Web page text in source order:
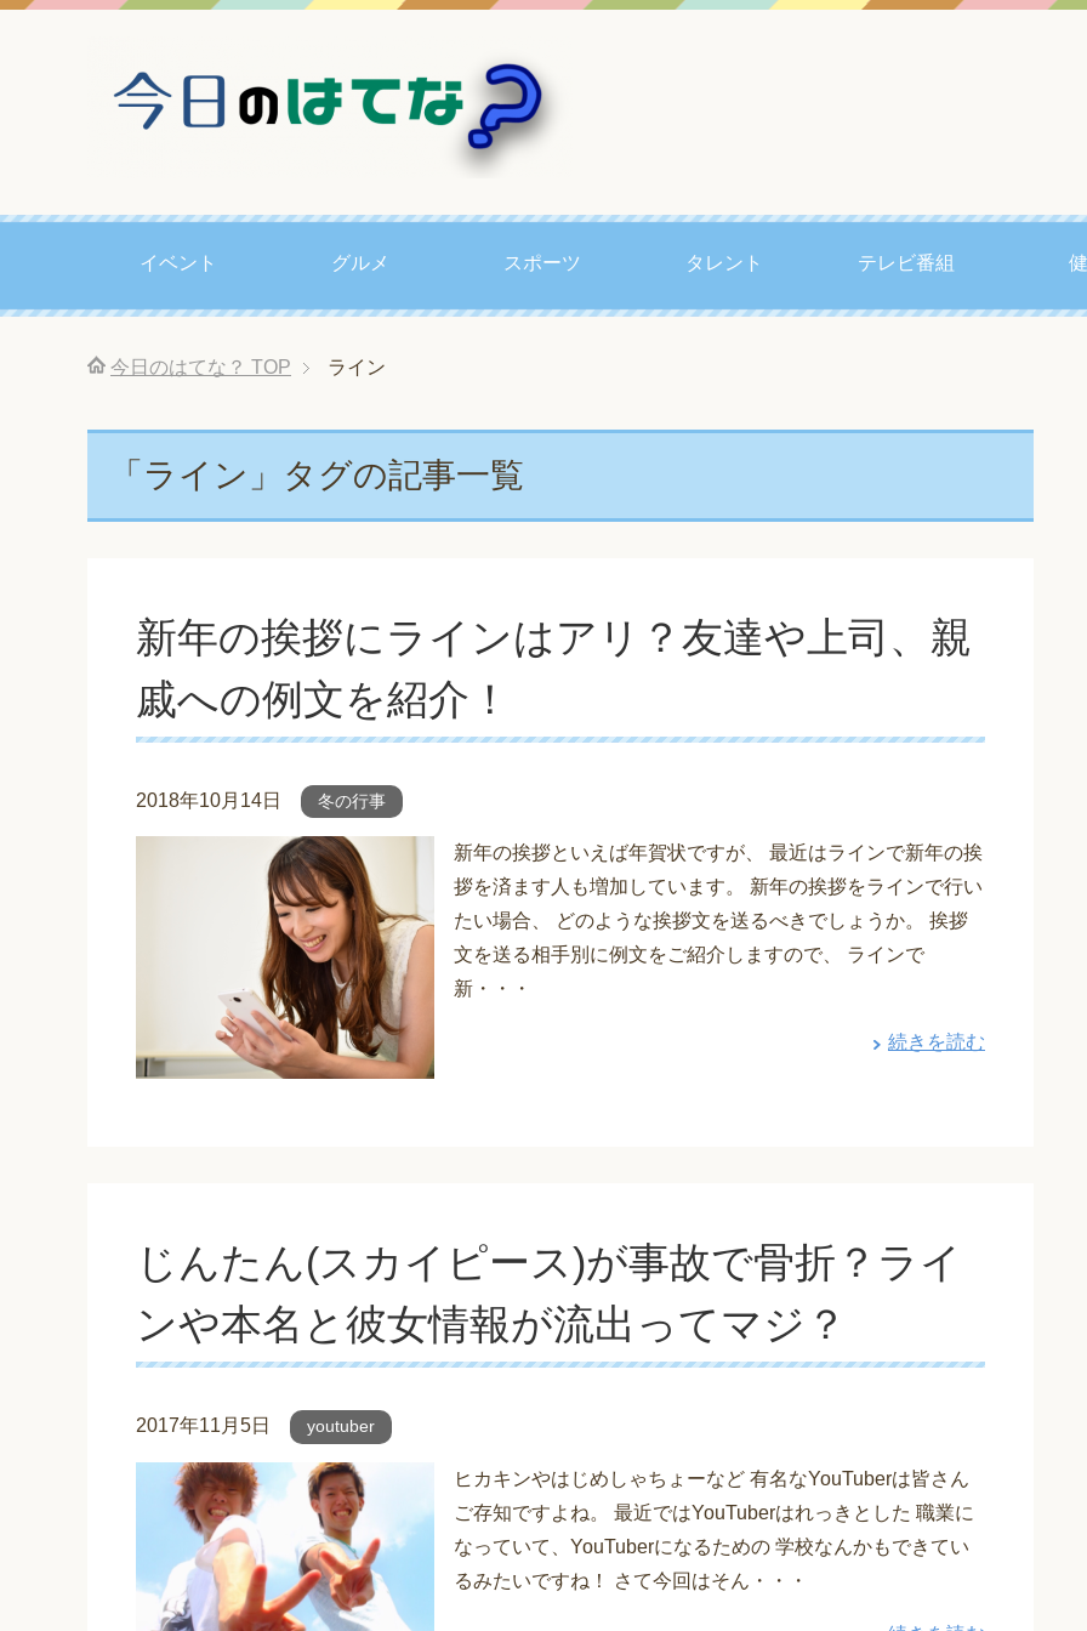
イベント グルメ スポーツ タレント テレビ番組
今日のはてな？ TOP ライン
「ライン」タグの記事一覧
新年の挨拶にラインはアリ？友達や上司、親
戚への例文を紹介！
2018年10月14日 冬の行事
新年の挨拶といえば年賀状ですが、 最近はラインで新年の挨
拶を済ます人も増加しています。 新年の挨拶をラインで行い
たい場合、 どのような挨拶文を送るべきでしょうか。 挨拶
文を送る相手別に例文をご紹介しますので、 ラインで
新・・・
続きを読む
じんたん(スカイピース)が事故で骨折？ライ
ンや本名と彼女情報が流出ってマジ？
2017年11月5日 youtuber
ヒカキンやはじめしゃちょーなど 有名なYouTuberは皆さん
ご存知ですよね。 最近ではYouTuberはれっきとした 職業に
なっていて、YouTuberになるための 学校なんかもできてい
るみたいですね！ さて今回はそん・・・